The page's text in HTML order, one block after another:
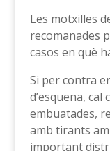
Les motxilles
recomanades
casos en què
Si per contra
d’esquena,
embuatades,
amb tirants
important